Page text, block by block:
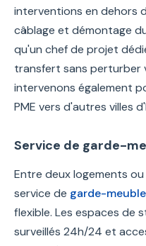
interventions en dehors
câblage et démontage
qu'un chef de projet
transfert sans perturber
intervenons également
PME vers d'autres villes
Service de garde-
Entre deux logements
service de garde-
flexible. Les espaces de
surveillés 24h/24 et